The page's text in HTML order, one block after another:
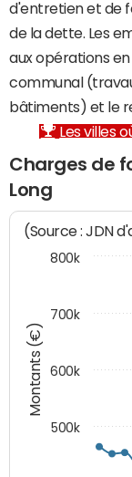
d'entretien et de
de la dette. Les
aux opérations
communal
bâtiments) et le
Les villes
Charges de
Long
Montants (€)
(Source : JDN
500k
600k
700k
800k